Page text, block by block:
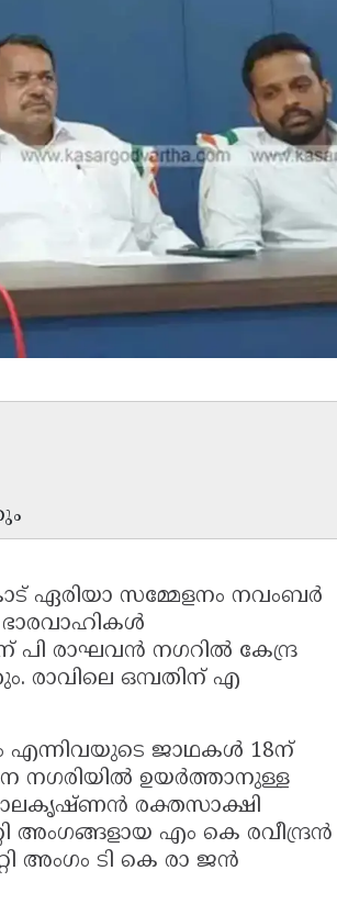
ഏരിയാ സമ്മേളനം നവംബർ
ഭാരവാഹികൾ
പി രാഘവൻ നഗറിൽ കേന്ദ്ര
രാവിലെ ഒമ്പതിന് എ
എന്നിവയുടെ ജാഥകൾ 18ന്
നഗരിയിൽ ഉയർത്താനുള്ള
രക്തസാക്ഷി
അംഗങ്ങളായ എം കെ രവീന്ദ്രൻ
അംഗം ടി കെ രാ ജൻ